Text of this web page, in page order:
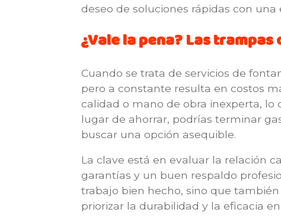
deseo de soluciones rápidas con
¿Vale la pena? Las
Cuando se trata de servicios de
pero a constante resulta en costos
calidad o mano de obra inexperta, lo
lugar de ahorrar, podrías terminar
buscar una opción asequible.
La clave está en evaluar la relación
garantías y un buen respaldo
trabajo bien hecho, sino que
priorizar la durabilidad y la eficacia